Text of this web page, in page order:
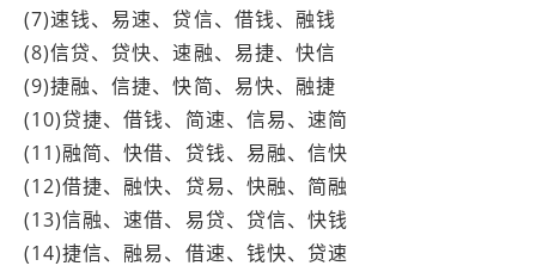
(7)速钱、易速、贷信、借钱、融钱
(8)信贷、贷快、速融、易捷、快信
(9)捷融、信捷、快简、易快、融捷
(10)贷捷、借钱、简速、信易、速简
(11)融简、快借、贷钱、易融、信快
(12)借捷、融快、贷易、快融、简融
(13)信融、速借、易贷、贷信、快钱
(14)捷信、融易、借速、钱快、贷速